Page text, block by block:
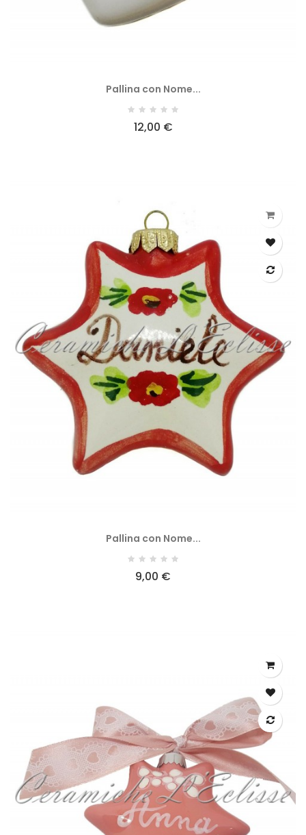
Pallina con Nome...
12,00 €
Pallina con Nome...
9,00 €